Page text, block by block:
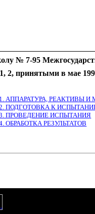
№ 7-95
принятыми в мае
1. АППАРАТУРА, РЕАКТИВЫ
ПОДГОТОВКА К
ПРОВЕДЕНИЕ ИСПЫТАНИЯ
ОБРАБОТКА РЕЗУЛЬТАТОВ